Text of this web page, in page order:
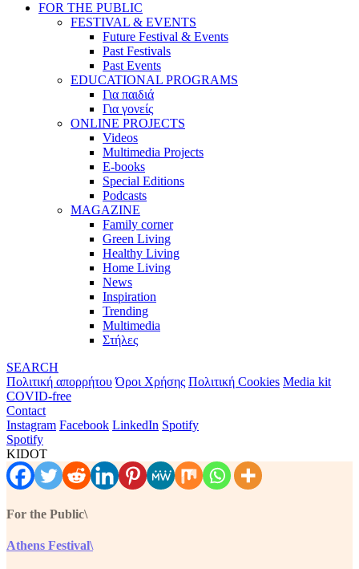
FOR THE PUBLIC
FESTIVAL & EVENTS
Future Festival & Events
Past Festivals
Past Events
EDUCATIONAL PROGRAMS
Για παιδιά
Για γονείς
ONLINE PROJECTS
Videos
Multimedia Projects
E-books
Special Editions
Podcasts
MAGAZINE
Family corner
Green Living
Healthy Living
Home Living
News
Inspiration
Trending
Multimedia
Στήλες
SEARCH
Πολιτική απορρήτου Όροι Χρήσης Πολιτική Cookies Media kit
COVID-free
Contact
Instagram Facebook LinkedIn Spotify
Spotify
KIDOT
For the Public\
Athens Festival\